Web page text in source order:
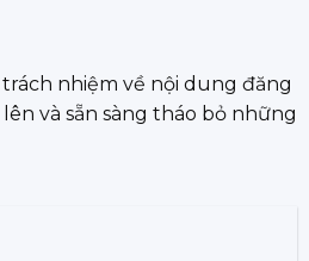
nhiệm về nội dung đăng
và sẵn sàng tháo bỏ những